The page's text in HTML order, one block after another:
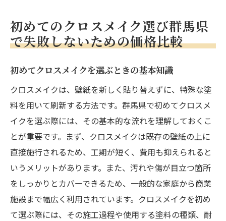
人気業者の価格をチェックする方法
群馬県のクロスメイク人気業者の比較
ト
群馬県でのクロスメイク人気業者ランキン
グ
人気業者の価格とサービスを見極める
初めてのクロスメイク選び群馬県
で失敗しないための価格比較
初めてクロスメイクを選ぶときの基本知識
クロスメイクは、壁紙を新しく貼り替えずに、特殊な塗
料を用いて刷新する方法です。群馬県で初めてクロスメ
イクを選ぶ際には、その基本的な流れを理解しておくこ
とが重要です。まず、クロスメイクは既存の壁紙の上に
直接施行されるため、工期が短く、費用も抑えられると
いうメリットがあります。また、汚れや傷が目立つ箇所
をしっかりとカバーできるため、一般的な家庭から商業
施設まで幅広く利用されています。クロスメイクを初め
て選ぶ際には、その施工過程や使用する塗料の種類、耐